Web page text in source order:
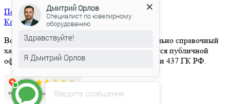
Политика конфиденциальности
Карта сайта
Вся информация на сайте носит исключительно справочный
характер и ни при каких условиях не является публичной
офертой, определяемой положениями Статьи 437 ГК РФ.
Введите сообщение
Дмитрий Орлов
Специалист по ювелирному
оборудованию
Здравствуйте!
Я Дмитрий Орлов